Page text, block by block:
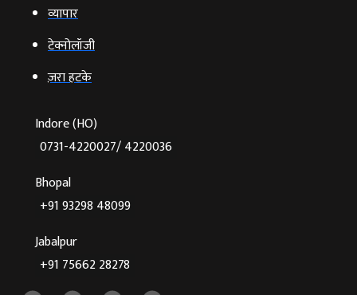
व्‍यापार
टेक्‍नोलॉजी
ज़रा हटके
Indore (HO)
0731-4220027/ 4220036
Bhopal
+91 93298 48099
Jabalpur
+91 75662 28278